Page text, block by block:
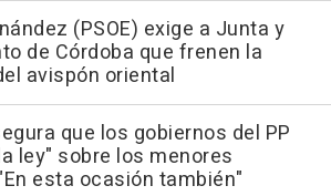
(PSOE) exige a Junta y
de Córdoba que frenen la
avispón oriental
que los gobiernos del PP
ley" sobre los menores
esta ocasión también"